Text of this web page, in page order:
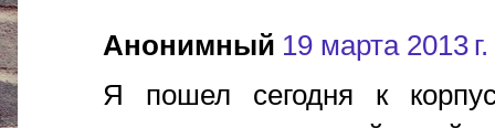
Анонимный 19 марта 2013
Я пошел сегодня к